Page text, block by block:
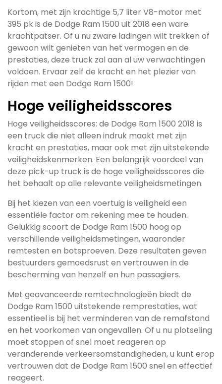
Kortom, met zijn krachtige 5,7 liter V8-motor met
395 pk is de Dodge Ram 1500 uit 2018 een ware
krachtpatser. Of u nu zware ladingen wilt trekken of
gewoon wilt genieten van het vermogen en de
prestaties, deze truck zal aan al uw verwachtingen
voldoen. Ervaar zelf de kracht en het plezier van
rijden met een Dodge Ram 1500!
Hoge veiligheidsscores
Hoge veiligheidsscores: de Dodge Ram 1500 2018 is
een truck die niet alleen indruk maakt met zijn
kracht en prestaties, maar ook met zijn uitstekende
veiligheidskenmerken. Een belangrijk voordeel van
deze pick-up truck is de hoge veiligheidsscores die
het behaalt op alle relevante veiligheidsmetingen.
Bij het kiezen van een voertuig is veiligheid een
essentiële factor om rekening mee te houden.
Gelukkig scoort de Dodge Ram 1500 hoog op
verschillende veiligheidsmetingen, waaronder
remtesten en botsproeven. Deze resultaten geven
bestuurders gemoedsrust en vertrouwen in de
bescherming van henzelf en hun passagiers.
Met geavanceerde remtechnologieën biedt de
Dodge Ram 1500 uitstekende remprestaties, wat
essentieel is bij het verminderen van de remafstand
en het voorkomen van ongevallen. Of u nu plotseling
moet stoppen of snel moet reageren op
veranderende verkeersomstandigheden, u kunt erop
vertrouwen dat de Dodge Ram 1500 snel en effectief
reageert.